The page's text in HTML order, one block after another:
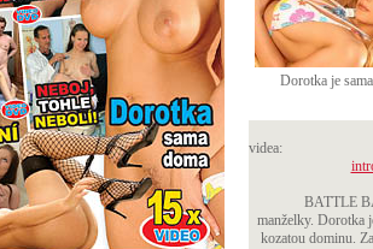
Dorotka je
videa:
BATTLE
manželky. Dorotka
kozatou dominu.